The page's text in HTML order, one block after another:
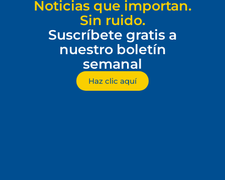
Noticias que importan.
Sin ruido.
Suscríbete gratis a
nuestro boletín
semanal
Haz clic aquí